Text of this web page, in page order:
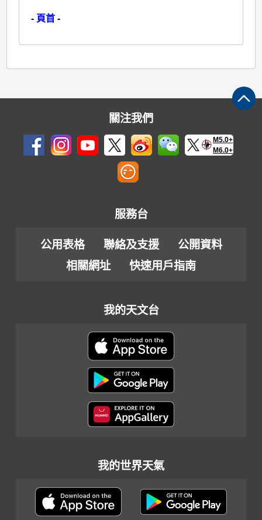
- 頁首 -
關注我們
M5.0+
M6.0+
服務台
公用表格 聯絡及支援
公開資料
相關網址
快速用戶指南
我的天文台
我的世界天氣